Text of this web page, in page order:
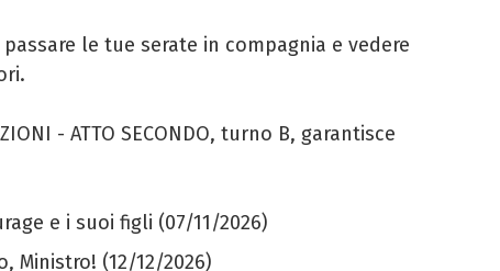
le tue serate in compagnia e vedere
- ATTO SECONDO, turno B, garantisce
e i suoi figli (07/11/2026)
Ministro! (12/12/2026)